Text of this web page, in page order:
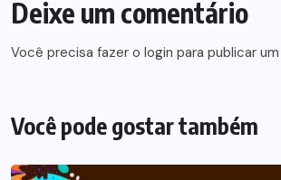
Deixe um comentário
Você precisa fazer o login para publicar
Você pode gostar também